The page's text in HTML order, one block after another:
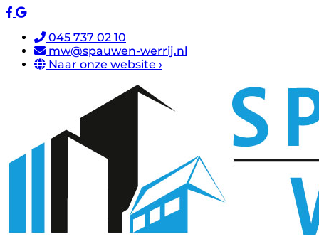
045 737 02 10
mw@spauwen-werrij.nl
Naar onze website ›